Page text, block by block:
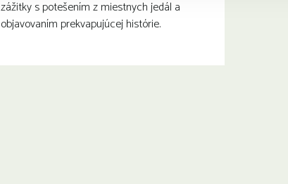
zážitky s potešením z miestnych jedál a
objavovaním prekvapujúcej histórie.